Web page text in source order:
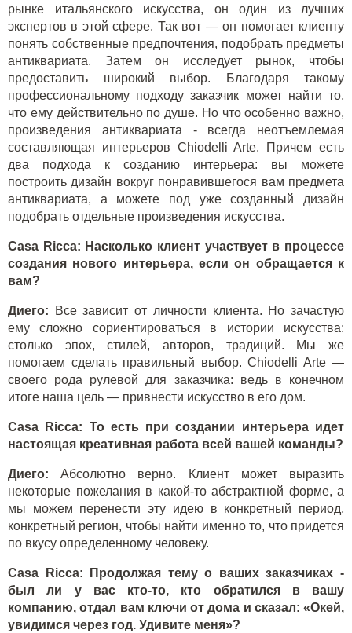
рынке итальянского искусства, он один из лучших
экспертов в этой сфере. Так вот — он помогает клиенту
понять собственные предпочтения, подобрать предметы
антиквариата. Затем он исследует рынок, чтобы
предоставить широкий выбор. Благодаря такому
профессиональному подходу заказчик может найти то,
что ему действительно по душе. Но что особенно важно,
произведения антиквариата - всегда неотъемлемая
составляющая интерьеров Chiodelli Arte. Причем есть
два подхода к созданию интерьера: вы можете
построить дизайн вокруг понравившегося вам предмета
антиквариата, а можете под уже созданный дизайн
подобрать отдельные произведения искусства.
Casa Ricca: Насколько клиент участвует в процессе
создания нового интерьера, если он обращается к
вам?
Диего:
Все зависит от личности клиента. Но зачастую
ему сложно сориентироваться в истории искусства:
столько эпох, стилей, авторов, традиций. Мы же
помогаем сделать правильный выбор. Chiodelli Arte —
своего рода рулевой для заказчика: ведь в конечном
итоге наша цель — привнести искусство в его дом.
Casa Ricca: То есть при создании интерьера идет
настоящая креативная работа всей вашей команды?
Диего:Абсолютно верно. Клиент может выразить
некоторые пожелания в какой-то абстрактной форме, а
мы можем перенести эту идею в конкретный период,
конкретный регион, чтобы найти именно то, что придется
по вкусу определенному человеку.
Casa Ricca: Продолжая тему о ваших заказчиках -
был ли у вас кто-то, кто обратился в вашу
компанию, отдал вам ключи от дома и сказал: «Окей,
увидимся через год. Удивите меня»?